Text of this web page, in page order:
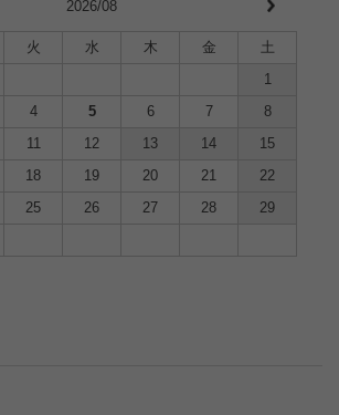
2026/08
火 水 木 金
土
1
4 5 6 7
8
11 12 13 14
15
18 19 20 21
22
25 26 27 28
29